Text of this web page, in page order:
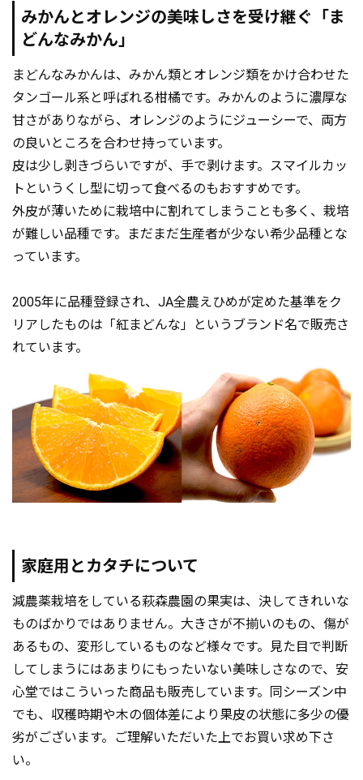
みかんとオレンジの美味しさを受け継ぐ「ま
どんなみかん」
まどんなみかんは、みかん類とオレンジ類をかけ合わせた
タンゴール系と呼ばれる柑橘です。みかんのように濃厚な
甘さがありながら、オレンジのようにジューシーで、両方
の良いところを合わせ持っています。
皮は少し剥きづらいですが、手で剥けます。スマイルカッ
トというくし型に切って食べるのもおすすめです。
外皮が薄いために栽培中に割れてしまうことも多く、栽培
が難しい品種です。まだまだ生産者が少ない希少品種とな
っています。
2005年に品種登録され、JA全農えひめが定めた基準をク
リアしたものは「紅まどんな」というブランド名で販売さ
れています。
家庭用とカタチについて
減農薬栽培をしている萩森農園の果実は、決してきれいな
ものばかりではありません。大きさが不揃いのもの、傷が
あるもの、変形しているものなど様々です。見た目で判断
してしまうにはあまりにもったいない美味しさなので、安
心堂ではこういった商品も販売しています。同シーズン中
でも、収穫時期や木の個体差により果皮の状態に多少の優
劣がございます。ご理解いただいた上でお買い求め下さ
い。